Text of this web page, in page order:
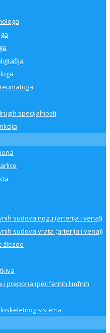
specijalnosti
sudova nogu (arterija i vena))
sudova vrata (arterija i vena))
žlezde
i prepona (perifernih limfnih
sistema